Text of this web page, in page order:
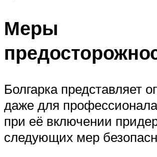
Меры
Болгарка представляет
даже для
при её включении
следующих мер